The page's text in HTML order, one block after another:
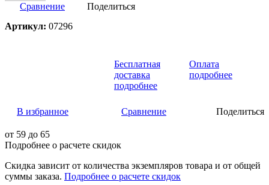
Сравнение
Поделиться
Артикул: 07296
Бесплатная
доставка
подробнее
Оплата
подробнее
В избранное Сравнение Поделиться
от 59 до 65
Подробнее о расчете скидок
Скидка зависит от количества экземпляров товара и от общей
суммы заказа. Подробнее о расчете скидок